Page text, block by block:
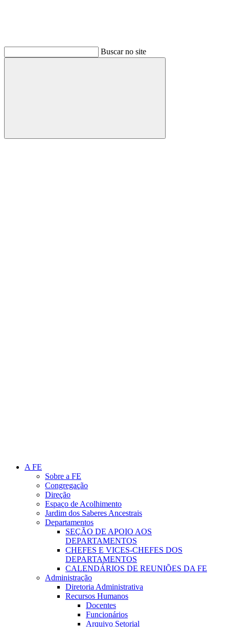
Buscar no site
Buscar
A FE
Sobre a FE
Congregação
Direção
Espaço de Acolhimento
Jardim dos Saberes Ancestrais
Departamentos
SEÇÃO DE APOIO AOS
DEPARTAMENTOS
CHEFES E VICES-CHEFES DOS
DEPARTAMENTOS
CALENDÁRIOS DE REUNIÕES DA FE
Administração
Diretoria Administrativa
Recursos Humanos
Docentes
Funcionários
Arquivo Setorial